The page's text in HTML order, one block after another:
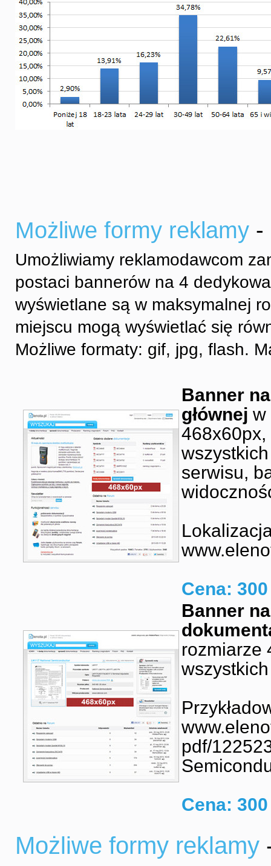
Możliwe formy reklamy -
Umożliwiamy reklamodawcom
postaci bannerów na 4
wyświetlane są w maksymalnej
miejscu mogą wyświetlać się
Możliwe formaty: gif, jpg, flash.
Banner
głównej w
468x60px,
wszystkich
serwisu,
Cena:
Banner
rozmiarze
pdf/
Cena:
Możliwe formy reklamy